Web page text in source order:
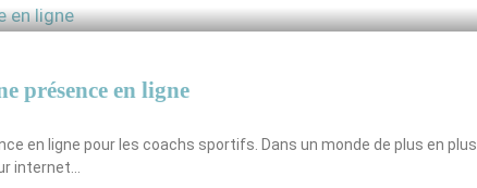
présence en ligne
en ligne pour les coachs sportifs. Dans un monde de plus en plus
internet…